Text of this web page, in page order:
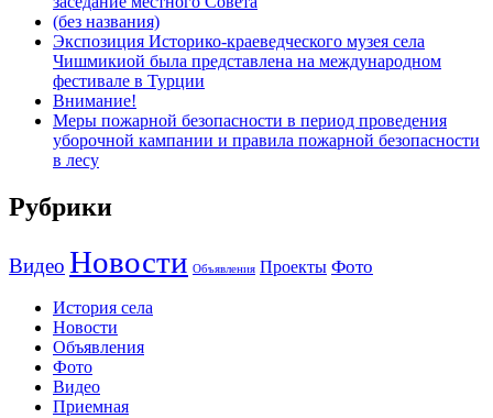
(без названия)
Экспозиция Историко-краеведческого музея села
Чишмикиой была представлена на международном
фестивале в Турции
Внимание!
Меры пожарной безопасности в период проведения
уборочной кампании и правила пожарной безопасности
в лесу
Рубрики
Видео Новости Объявления Проекты Фото
История села
Новости
Объявления
Фото
Видео
Приемная